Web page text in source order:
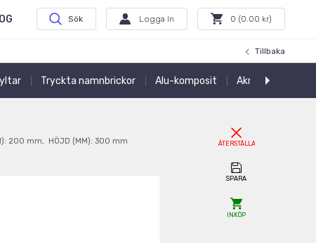
Sök Logga In 0 (0.00 kr)
Tillbaka
Tryckta namnbrickor Alu-komposit Akrylskyltar
200 mm, HÖJD (MM): 300 mm ÅTERSTÄLLA
SPARA
INKÖP